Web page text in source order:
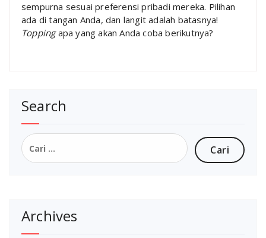
sempurna sesuai preferensi pribadi mereka. Pilihan
ada di tangan Anda, dan langit adalah batasnya!
Toppingapa yang akan Anda coba berikutnya?
Search
Cari
untuk:
Archives